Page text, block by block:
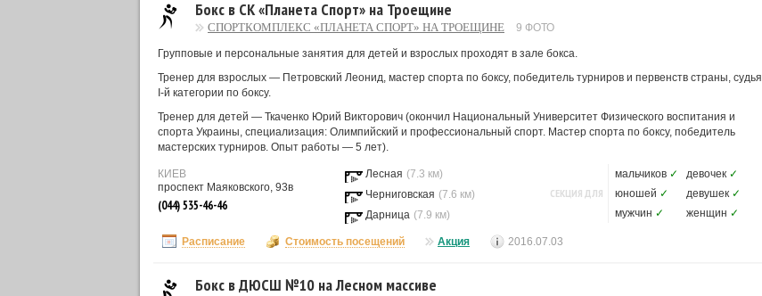
Бокс в СК «Планета Спорт» на Троещине
СПОРТКОМПЛЕКС «ПЛАНЕТА СПОРТ» НА ТРОЕЩИНЕ 9 ФОТО
Групповые и персональные занятия для детей и взрослых проходят в зале бокса.
Тренер для взрослых — Петровский Леонид, мастер спорта по боксу, победитель турниров и первенств страны, судья
I-й категории по боксу.
Тренер для детей — Ткаченко Юрий Викторович (окончил Национальный Университет Физического воспитания и
спорта Украины, специализация: Олимпийский и профессиональный спорт. Мастер спорта по боксу, победитель
мастерских турниров. Опыт работы — 5 лет).
КИЕВ
проспект Маяковского, 93в
(044) 535-46-46
Лесная (7.3 км)
Черниговская (7.6 км)
Дарница (7.9 км)
СЕКЦИЯ ДЛЯ
мальчиков ✓ девочек ✓
юношей ✓ девушек ✓
мужчин ✓ женщин ✓
Расписание Стоимость посещений Акция 2016.07.03
Бокс в ДЮСШ №10 на Лесном массиве